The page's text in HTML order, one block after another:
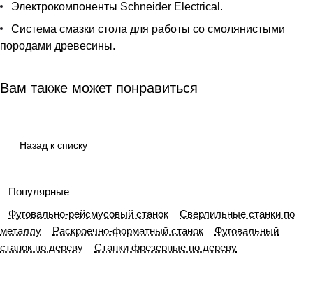
Электрокомпоненты Schneider Electrical.
Система смазки стола для работы со смолянистыми
породами древесины.
Вам также может понравиться
Назад к списку
Популярные
Фуговально-рейсмусовый станок
Сверлильные станки по
металлу
Раскроечно-форматный станок
Фуговальный
станок по дереву
Станки фрезерные по дереву